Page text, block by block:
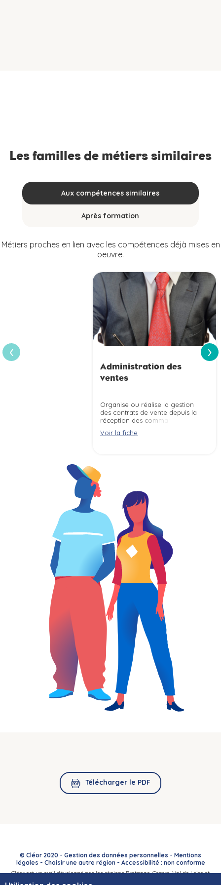
Les familles de métiers similaires
Aux compétences similaires
Après formation
Métiers proches en lien avec les compétences déjà mises en
oeuvre.
Administration des
ventes
Organise ou réalise la gestion
des contrats de vente depuis la
réception des commandes
chez le client.
Voir la fiche
‹
›
Télécharger le PDF
© Cléor 2020 - Gestion des données personnelles - Mentions
légales - Choisir une autre région- Accessibilité : non conforme
Cléor est un outil développé par les régions Bretagne, Centre-Val de Loire et